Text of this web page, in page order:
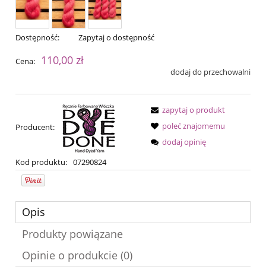
Dostępność: Zapytaj o dostępność
Cena: 110,00 zł
dodaj do przechowalni
Producent:
Kod produktu: 07290824
zapytaj o produkt
poleć znajomemu
dodaj opinię
Opis
Produkty powiązane
Opinie o produkcie (0)